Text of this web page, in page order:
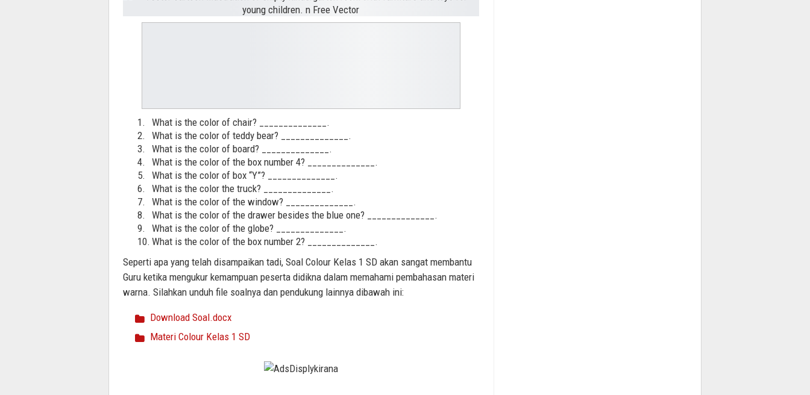
1.
What is the color of chair? ______________.
2.
What is the color of teddy bear? ______________.
3.
What is the color of board? ______________.
4.
What is the color of the box number 4? ______________.
5.
What is the color of box “Y”? ______________.
6.
What is the color the truck? ______________.
7.
What is the color of the window? ______________.
8.
What is the color of the drawer besides the blue one? ______________.
9.
What is the color of the globe? ______________.
10. What is the color of the box number 2? ______________.
Seperti apa yang telah disampaikan tadi, Soal Colour Kelas 1 SD akan sangat membantu
Guru ketika mengukur kemampuan peserta didikna dalam memahami pembahasan materi
warna. Silahkan unduh file soalnya dan pendukung lainnya dibawah ini:
Download Soal.docx
Materi Colour Kelas 1 SD